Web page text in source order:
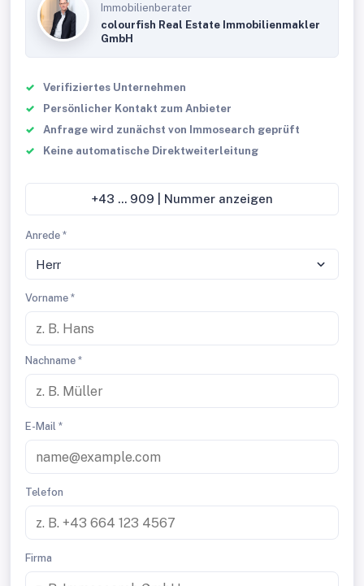
Immobilienberater
colourfish Real Estate Immobilienmakler
GmbH
Verifiziertes Unternehmen
Persönlicher Kontakt zum Anbieter
Anfrage wird zunächst von Immosearch geprüft
Keine automatische Direktweiterleitung
+43 ... 909 | Nummer anzeigen
Anrede *
Herr
Vorname *
Nachname *
E-Mail *
Telefon
Firma